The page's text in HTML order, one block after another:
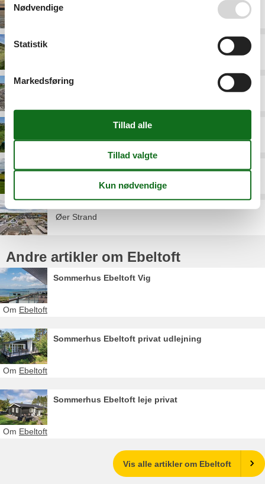
Egsmark Strand
Øer Strand
Andre artikler om Ebeltoft
Sommerhus Ebeltoft Vig
Om Ebeltoft
Sommerhus Ebeltoft privat udlejning
Om Ebeltoft
Sommerhus Ebeltoft leje privat
Om Ebeltoft
Vis alle artikler om Ebeltoft
Nødvendige
Statistik
Markedsføring